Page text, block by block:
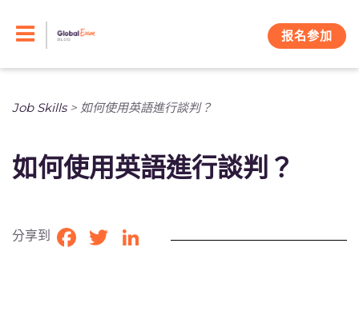
报名参加
Job Skills> 如何使用英語進行談判？
如何使用英語進行談判？
分享到 Facebook
TwitterLinkedIn